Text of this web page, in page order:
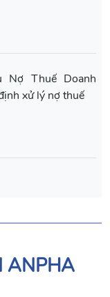
Nợ Thuế Doanh
xử lý nợ thuế
ANPHA